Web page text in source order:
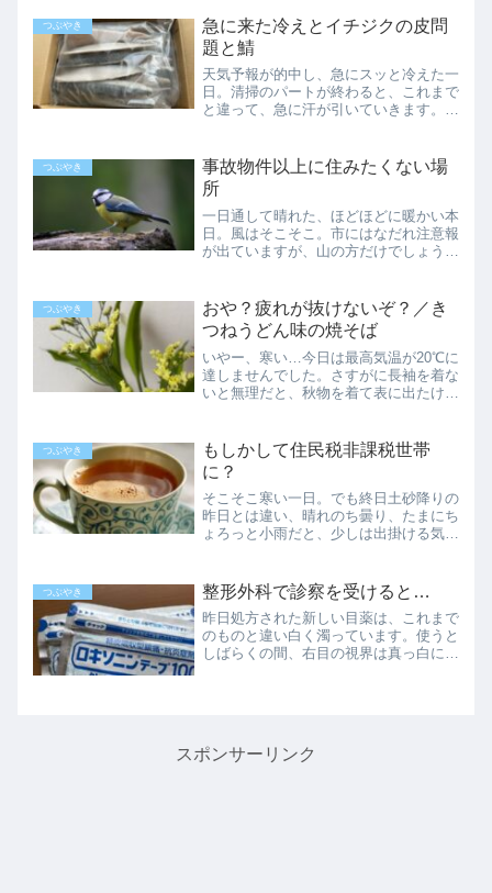
信費：2,398...
つぶやき
急に来た冷えとイチジクの皮問
題と鯖
天気予報が的中し、急にスッと冷えた一
日。清掃のパートが終わると、これまで
と違って、急に汗が引いていきます。い
イチジクの皮は食べられるとは聞くけれ
ど昨日から、なんとなく子...
つぶやき
事故物件以上に住みたくない場
所
一日通して晴れた、ほどほどに暖かい本
日。風はそこそこ。市にはなだれ注意報
が出ていますが、山の方だけでしょう。
宅。パートの後に買物をして帰ることも
あるけれど、重い物をドッ...
つぶやき
おや？疲れが抜けないぞ？／き
つねうどん味の焼そば
いやー、寒い…今日は最高気温が20℃に
達しませんでした。さすがに長袖を着な
いと無理だと、秋物を着て表に出たけれ
て行かれました。乳酸は疲労物質じゃな
かったパートとリハビリ...
つぶやき
もしかして住民税非課税世帯
に？
そこそこ寒い一日。でも終日土砂降りの
昨日とは違い、晴れのち曇り、たまにち
ょろっと小雨だと、少しは出掛ける気に
た。メール便のはずの荷物が郵便受けに
入らなかったようで、玄関先...
つぶやき 整形外科で診察を受けると…
昨日処方された新しい目薬は、これまで
のものと違い白く濁っています。使うと
しばらくの間、右目の視界は真っ白に。
スポンサーリンク